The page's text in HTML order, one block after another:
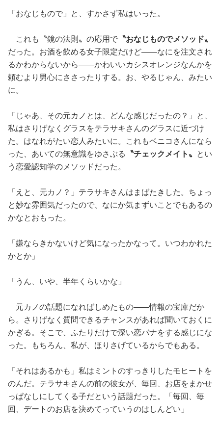
「おなじもので」と、すかさず私はいった。
これも〝鏡の法則〟の応用で 〝おなじものでメソッド〟
だった。お酒を飲める女子限定だけど——なにを注文され
るかわからないから——かわいいカシスオレンジなんかを
頼むより男心にささったりする。お、やるじゃん、みたい
に。
「じゃあ、その元カノとは、どんな感じだったの？」と、
私はさりげなくグラスをテラサキさんのグラスに近づけ
た。はなれがたい恋人みたいに。これもベニコさんになら
った、あいての無意識をゆさぶる
〝チェックメイト〟
とい
う恋愛認知学のメソッドだった。
「えと、元カノ？」テラサキさんはまばたきした。ちょっ
と妙な雰囲気だったので、なにか気まずいことでもあるの
かなとおもった。
「嫌ならきかないけど気になったかなって。いつわかれた
かとか」
「うん、いや、半年くらいかな」
元カノの話題になればしめたもの——情報の宝庫だか
ら。さりげなく質問できるチャンスがあれば聞いておくに
かぎる。そこで、ふたりだけで深い恋バナをする感じにな
った。もちろん、私が、ほりさげているからでもある。
「それはあるかも」私はミントのすっきりしたモヒートを
のんだ。テラサキさんの前の彼女が、毎回、お店をまかせ
っぱなしにしてくる子だという話題だった。「毎回、毎
回、デートのお店を決めてっていうのはしんどい」